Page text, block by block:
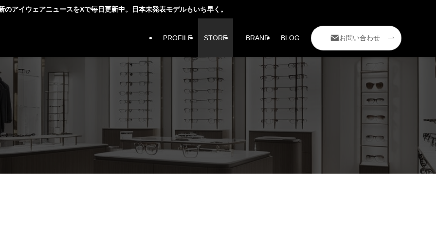
のアイウェアニュースをXで毎日更新中。日本未発表モデルもいち早く。
PROFILE STORE BRAND BLOG お問い合わせ